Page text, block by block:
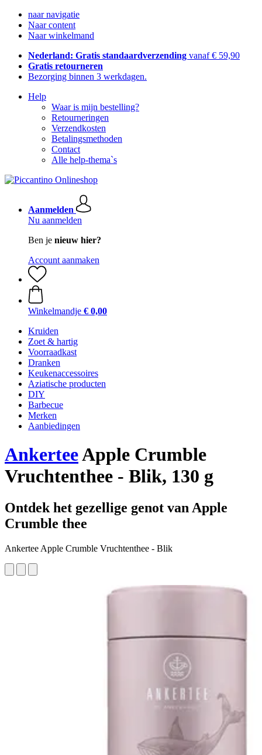
naar navigatie
Naar content
Naar winkelmand
Nederland: Gratis standaardverzending vanaf € 59,90
Gratis retourneren
Bezorging binnen 3 werkdagen.
Help
Waar is mijn bestelling?
Retourneringen
Verzendkosten
Betalingsmethoden
Contact
Alle help-thema`s
Aanmelden
Nu aanmelden
Ben je nieuw hier?
Account aanmaken
Winkelmandje € 0,00
Kruiden
Zoet & hartig
Voorraadkast
Dranken
Keukenaccessoires
Aziatische producten
DIY
Barbecue
Merken
Aanbiedingen
AnkerteeApple Crumble
Vruchtenthee - Blik, 130 g
Ontdek het gezellige genot van Apple
Crumble thee
Ankertee Apple Crumble Vruchtenthee - Blik